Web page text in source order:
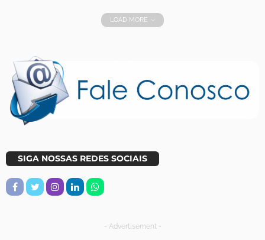
LOAD MORE
SIGA NOSSAS REDES SOCIAIS
- Advertisement -